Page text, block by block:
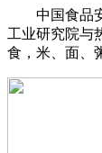
中国食品安
工业研究院与
食，米、面、